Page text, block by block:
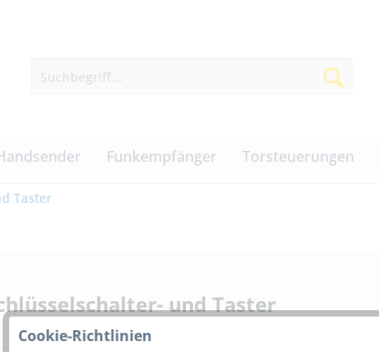
Funkempfänger Torsteuerungen
Taster
und Taster
Cookie-Richtlinien